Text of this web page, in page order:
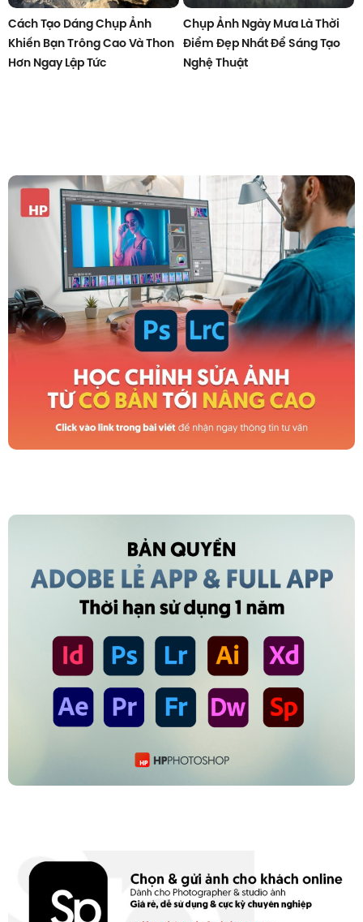
Cách Tạo Dáng Chụp Ảnh
Khiến Bạn Trông Cao Và Thon
Hơn Ngay Lập Tức
Chụp Ảnh Ngày Mưa Là Thời
Điểm Đẹp Nhất Để Sáng Tạo
Nghệ Thuật